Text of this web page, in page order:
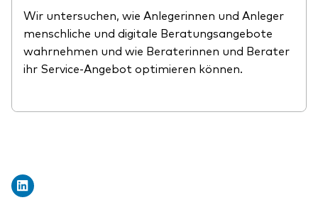
Wir untersuchen, wie Anlegerinnen und Anleger
menschliche und digitale Beratungsangebote
wahrnehmen und wie Beraterinnen und Berater
ihr Service-Angebot optimieren können.